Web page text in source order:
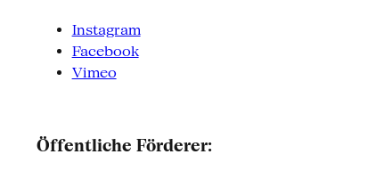
Instagram
Facebook
Vimeo
Öffentliche Förderer: